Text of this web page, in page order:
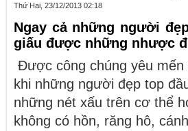
Thứ Hai, 23/12/2013 02:18
Ngay cả những người
giấu được những nhược
Được công chúng yêu
khi những người đẹp top
những nét xấu trên cơ thể
không có hồn, răng hô,